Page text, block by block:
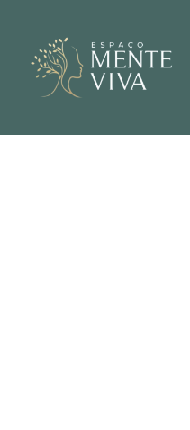
conteúdo